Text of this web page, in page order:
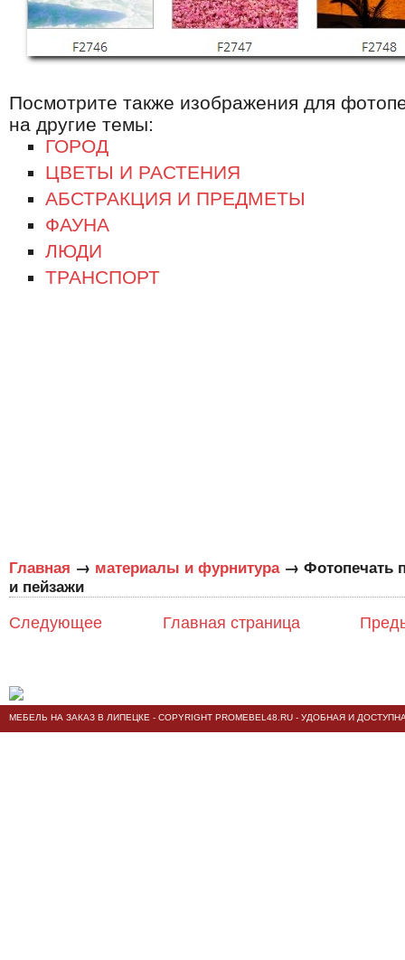
Посмотрите также изображения для
на другие темы:
ГОРОД
ЦВЕТЫ И РАСТЕНИЯ
АБСТРАКЦИЯ И ПРЕДМЕТЫ
ФАУНА
ЛЮДИ
ТРАНСПОРТ
Главная → материалы и фурнитура → Фотопечать
и пейзажи
Следующее
Главная страница
МЕБЕЛЬ НА ЗАКАЗ В ЛИПЕЦКЕ - COPYRIGHT PROMEBEL48.RU - УДОБНАЯ И